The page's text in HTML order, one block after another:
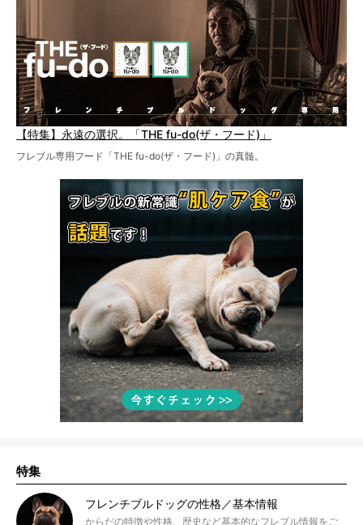
【特集】永遠の選択。「THE fu-do(ザ・フード)」
フレブル専用フード「THE fu-do(ザ・フード)」の真髄。
特集
フレンチブルドッグの性格／基本情報
からだの特徴や性格、歴史など基本的なフレブル情報をご